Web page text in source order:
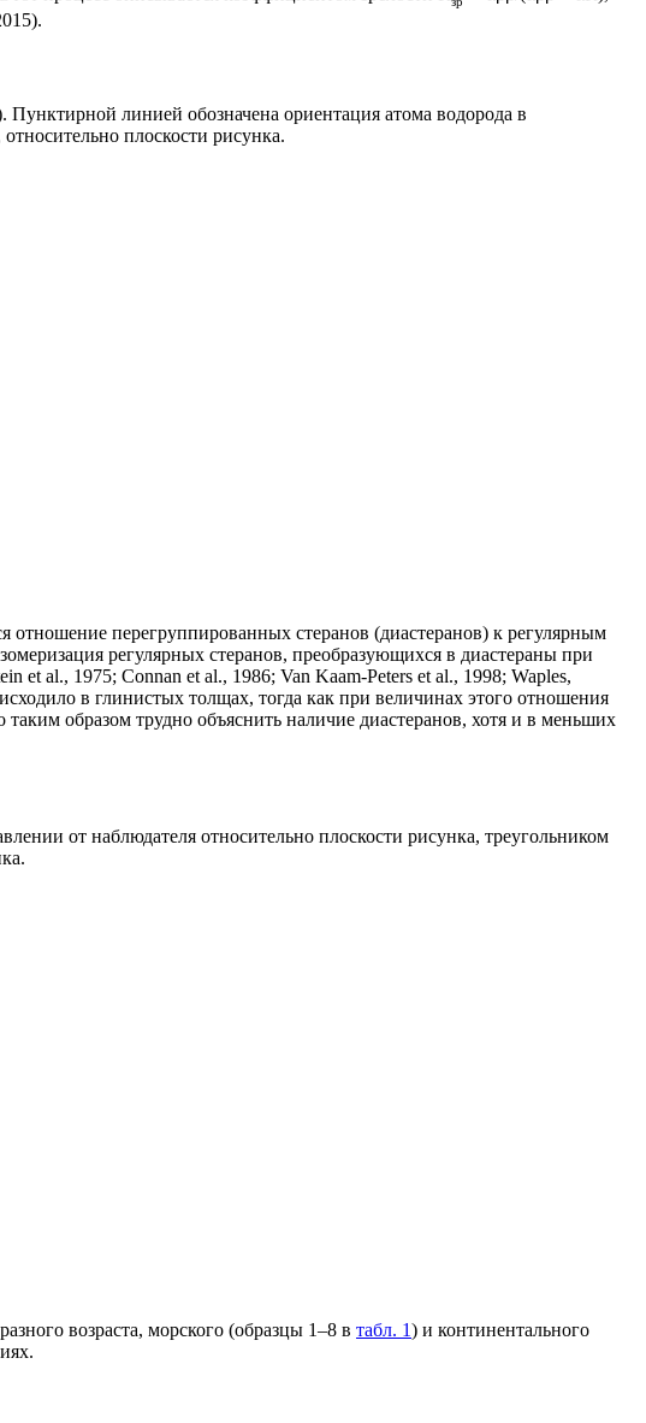
линией обозначена ориентация атома водорода в
плоскости рисунка.
перегруппированных стеранов (диастеранов) к регулярным
регулярных стеранов, преобразующихся в диастераны при
et al., 1975; Connan et al., 1986; Van Kaam-Peters et al., 1998; Waples,
в глинистых толщах, тогда как при величинах этого отношения
образом трудно объяснить наличие диастеранов, хотя и в меньших
от наблюдателя относительно плоскости рисунка, треугольником
возраста, морского (образцы 1–8 в табл. 1) и континентального